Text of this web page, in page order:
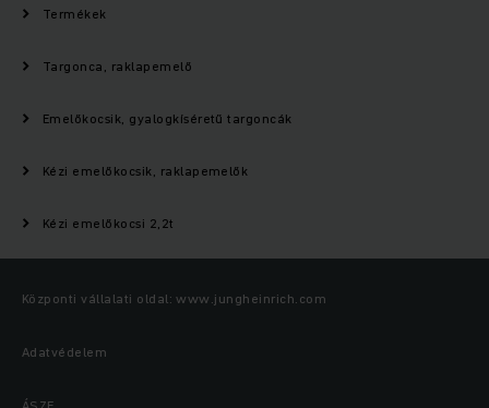
Termékek
Targonca, raklapemelő
Emelőkocsik, gyalogkíséretű targoncák
Kézi emelőkocsik, raklapemelők
Kézi emelőkocsi 2,2t
Központi vállalati oldal: www.jungheinrich.com
Adatvédelem